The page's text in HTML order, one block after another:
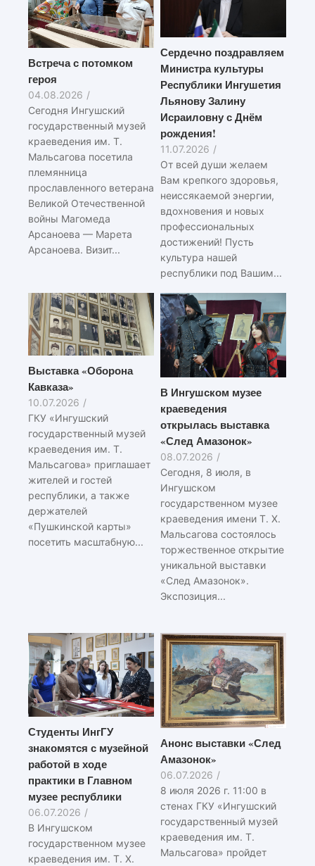
Встреча с потомком
героя
04.08.2026 /
Сегодня Ингушский
государственный музей
краеведения им. Т.
Мальсагова посетила
племянница
прославленного ветерана
Великой Отечественной
войны Магомеда
Арсаноева — Марета
Арсаноева. Визит...
Сердечно поздравляем
Министра культуры
Республики Ингушетия
Льянову Залину
Исраиловну с Днём
рождения!
11.07.2026 /
От всей души желаем
Вам крепкого здоровья,
неиссякаемой энергии,
вдохновения и новых
профессиональных
достижений! Пусть
культура нашей
республики под Вашим...
Выставка «Оборона
Кавказа»
10.07.2026 /
ГКУ «Ингушский
государственный музей
краеведения им. Т.
Мальсагова» приглашает
жителей и гостей
республики, а также
держателей
«Пушкинской карты»
посетить масштабную...
В Ингушском музее
краеведения
открылась выставка
«След Амазонок»
08.07.2026 /
Сегодня, 8 июля, в
Ингушском
государственном музее
краеведения имени Т. Х.
Мальсагова состоялось
торжественное открытие
уникальной выставки
«След Амазонок».
Экспозиция...
Студенты ИнгГУ
знакомятся с музейной
работой в ходе
практики в Главном
музее республики
06.07.2026 /
В Ингушском
государственном музее
краеведения им. Т. Х.
Анонс выставки «След
Амазонок»
06.07.2026 /
8 июля 2026 г. 11:00 в
стенах ГКУ «Ингушский
государственный музей
краеведения им. Т.
Мальсагова» пройдет